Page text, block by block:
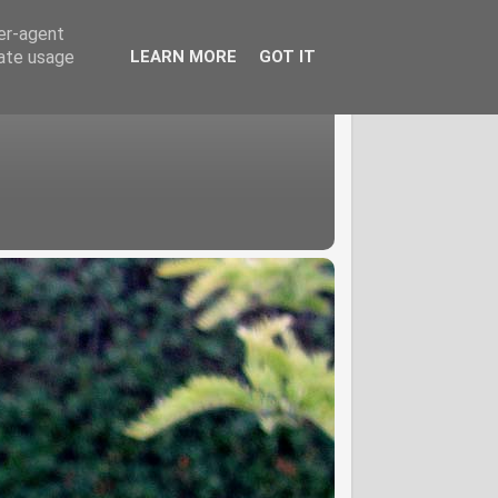
agent
usage
LEARN MORE GOT IT